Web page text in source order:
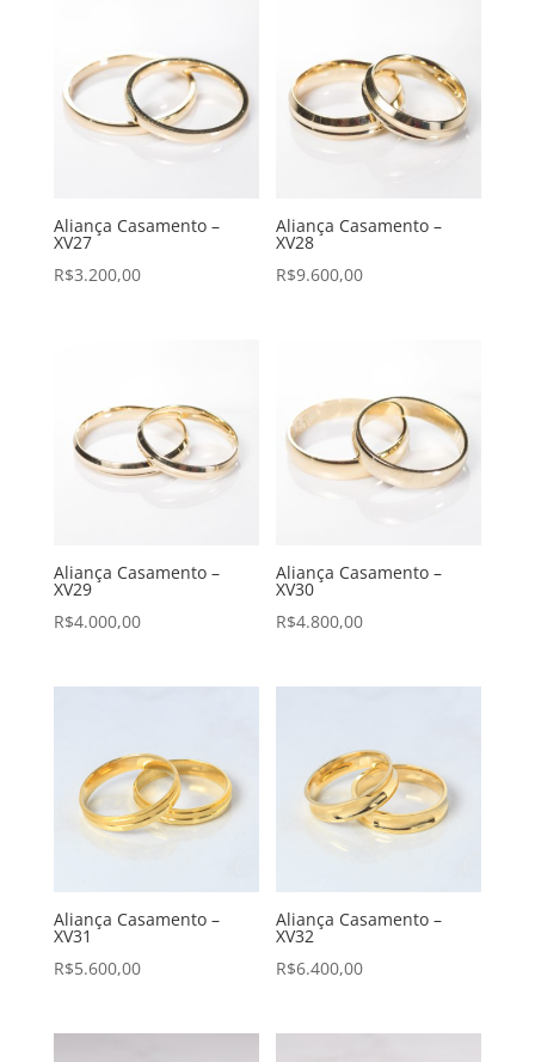
Aliança Casamento –
XV27
R$3.200,00
Aliança Casamento –
XV28
R$9.600,00
Aliança Casamento –
XV29
R$4.000,00
Aliança Casamento –
XV30
R$4.800,00
Aliança Casamento –
XV31
R$5.600,00
Aliança Casamento –
XV32
R$6.400,00